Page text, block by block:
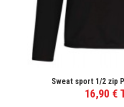
Sweat sport 1/2 zip
16,90 €